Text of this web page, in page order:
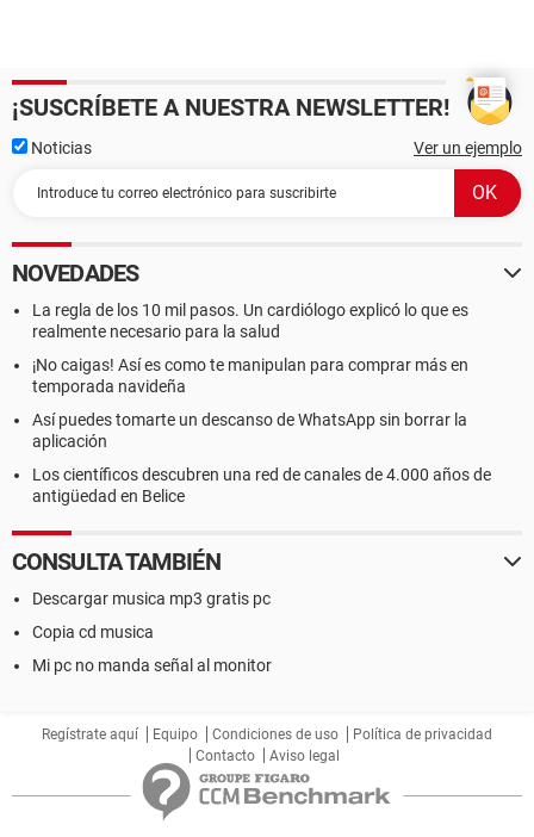
¡SUSCRÍBETE A NUESTRA NEWSLETTER!
Noticias Ver un ejemplo
NOVEDADES
La regla de los 10 mil pasos. Un cardiólogo explicó lo que es
realmente necesario para la salud
¡No caigas! Así es como te manipulan para comprar más en
temporada navideña
Así puedes tomarte un descanso de WhatsApp sin borrar la
aplicación
Los científicos descubren una red de canales de 4.000 años de
antigüedad en Belice
CONSULTA TAMBIÉN
Descargar musica mp3 gratis pc
Copia cd musica
Mi pc no manda señal al monitor
Regístrate aquí Equipo Condiciones de uso
Política de privacidad
Contacto
Aviso legal